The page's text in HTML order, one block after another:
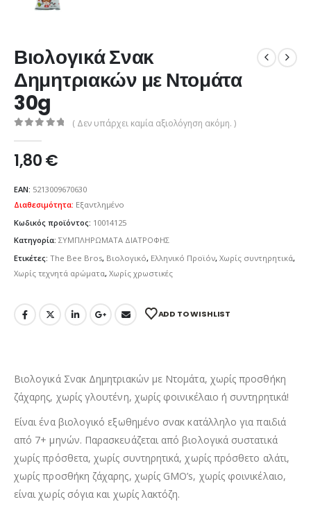
Βιολογικά Σνακ
Δημητριακών με Ντομάτα
30g
( Δεν υπάρχει καμία αξιολόγηση ακόμη. )
1,80€
EAN: 5213009670630
Διαθεσιμότητα: Εξαντλημένο
Κωδικός προϊόντος: 10014125
Κατηγορία: ΣΥΜΠΛΗΡΩΜΑΤΑ ΔΙΑΤΡΟΦΗΣ
Ετικέτες: The Bee Bros, Βιολογικό, Ελληνικό Προϊόν, Χωρίς συντηρητικά,
Χωρίς τεχνητά αρώματα, Χωρίς χρωστικές
ADD TO WISHLIST
Βιολογικά Σνακ Δημητριακών με Ντομάτα, χωρίς προσθήκη
ζάχαρης, χωρίς γλουτένη, χωρίς φοινικέλαιο ή συντηρητικά!
Είναι ένα βιολογικό εξωθημένο σνακ κατάλληλο για παιδιά
από 7+ μηνών. Παρασκευάζεται από βιολογικά συστατικά
χωρίς πρόσθετα, χωρίς συντηρητικά, χωρίς πρόσθετο αλάτι,
χωρίς προσθήκη ζάχαρης, χωρίς GMO’s, χωρίς φοινικέλαιο,
είναι χωρίς σόγια και χωρίς λακτόζη.